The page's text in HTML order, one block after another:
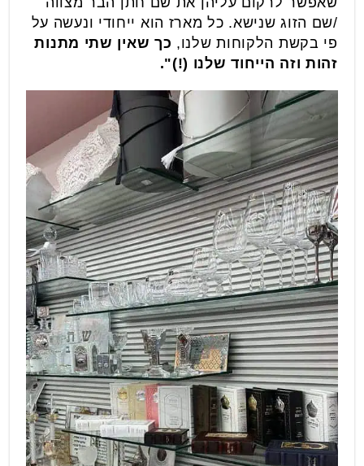
/שם הזוג שנישא. כל מארז הוא ייחודי ונעשה על
פי בקשת הלקוחות שלנו, כך שאין שתי מתנות
זהות וזה הייחוד שלנו (!)".